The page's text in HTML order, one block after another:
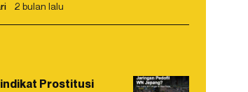
2 bulan lalu
Prostitusi